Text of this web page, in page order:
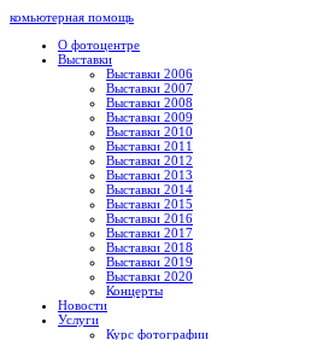
комьютерная помощь
О фотоцентре
Выставки
Выставки 2006
Выставки 2007
Выставки 2008
Выставки 2009
Выставки 2010
Выставки 2011
Выставки 2012
Выставки 2013
Выставки 2014
Выставки 2015
Выставки 2016
Выставки 2017
Выставки 2018
Выставки 2019
Выставки 2020
Концерты
Новости
Услуги
Курс фотографии